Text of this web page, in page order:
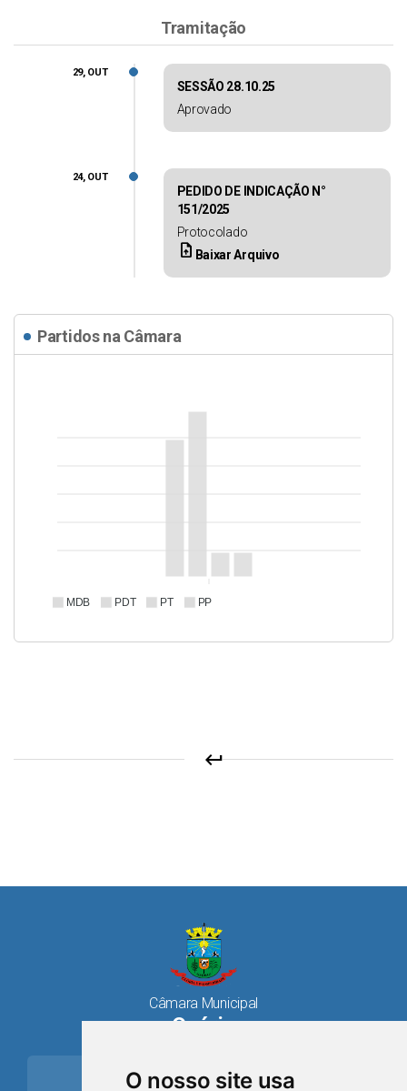
O nosso site usa
Tramitação
SESSÃO 28.10.25
Aprovado
29, OUT
PEDIDO DE INDICAÇÃO N°
151/2025
Protocolado
upload_file Baixar Arquivo
24, OUT
Partidos na Câmara
MDB PDT PT PP
keyboard_return
Câmara Municipal
Osório
place